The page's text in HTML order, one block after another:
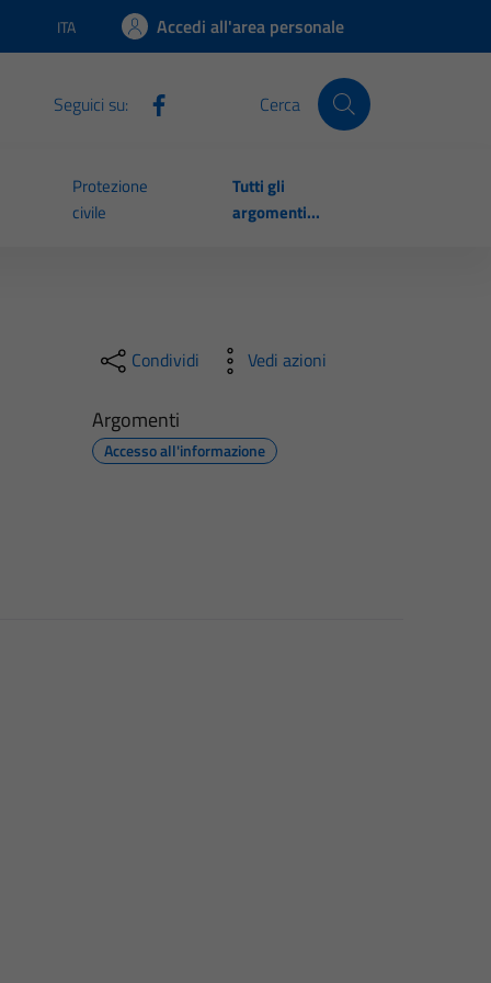
Lingua attiva:
ITA Accedi all'area personale
Seguici su: Cerca
Protezione
civile
Tutti gli
argomenti...
Condividi Vedi azioni
Argomenti
Accesso all'informazione